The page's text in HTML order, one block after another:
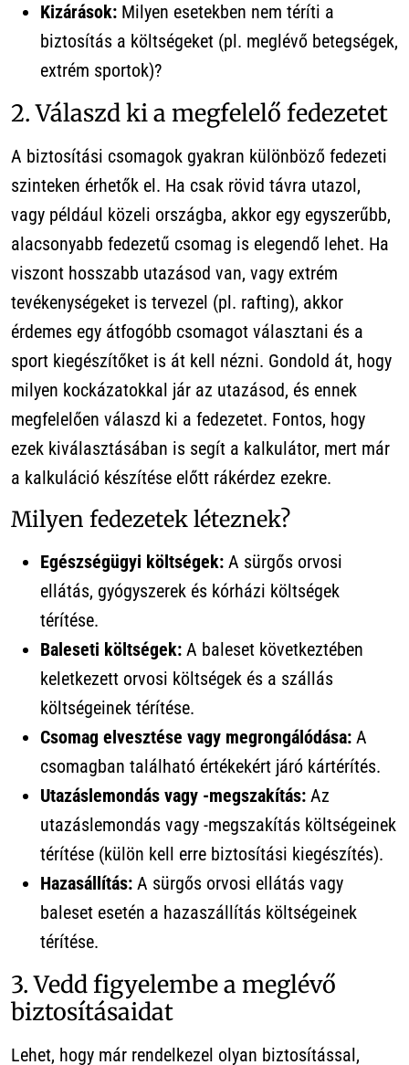
Kizárások: Milyen esetekben nem téríti a
biztosítás a költségeket (pl. meglévő betegségek,
extrém sportok)?
2. Válaszd ki a megfelelő fedezetet
A biztosítási csomagok gyakran különböző fedezeti
szinteken érhetők el. Ha csak rövid távra utazol,
vagy például közeli országba, akkor egy egyszerűbb,
alacsonyabb fedezetű csomag is elegendő lehet. Ha
viszont hosszabb utazásod van, vagy extrém
tevékenységeket is tervezel (pl. rafting), akkor
érdemes egy átfogóbb csomagot választani és a
sport kiegészítőket is át kell nézni. Gondold át, hogy
milyen kockázatokkal jár az utazásod, és ennek
megfelelően válaszd ki a fedezetet. Fontos, hogy
ezek kiválasztásában is segít a kalkulátor, mert már
a kalkuláció készítése előtt rákérdez ezekre.
Milyen fedezetek léteznek?
Egészségügyi költségek: A sürgős orvosi
ellátás, gyógyszerek és kórházi költségek
térítése.
Baleseti költségek: A baleset következtében
keletkezett orvosi költségek és a szállás
költségeinek térítése.
Csomag elvesztése vagy megrongálódása: A
csomagban található értékekért járó kártérítés.
Utazáslemondás vagy -megszakítás: Az
utazáslemondás vagy -megszakítás költségeinek
térítése (külön kell erre biztosítási kiegészítés).
Hazasállítás: A sürgős orvosi ellátás vagy
baleset esetén a hazaszállítás költségeinek
térítése.
3. Vedd figyelembe a meglévő
biztosításaidat
Lehet, hogy már rendelkezel olyan biztosítással,